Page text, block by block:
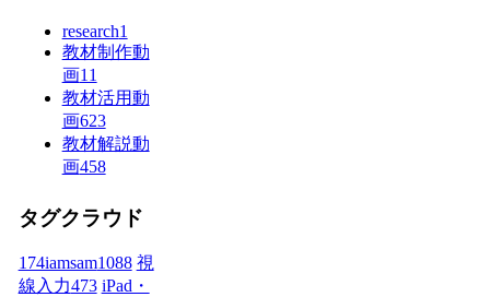
research1
教材制作動
画11
教材活用動
画623
教材解説動
画458
タグクラウド
174iamsam1088 視
線入力473 iPad・